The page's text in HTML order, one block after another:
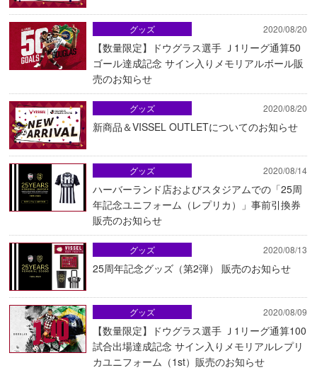
2020/08/20
【数量限定】ドウグラス選手 Ｊ1リーグ通算50
ゴール達成記念 サイン入りメモリアルボール販
売のお知らせ
グッズ
2020/08/20
新商品＆VISSEL OUTLETについてのお知らせ
グッズ
2020/08/14
ハーバーランド店およびスタジアムでの「25周
年記念ユニフォーム（レプリカ）」事前引換券
販売のお知らせ
グッズ
2020/08/13
25周年記念グッズ（第2弾） 販売のお知らせ
グッズ
2020/08/09
【数量限定】ドウグラス選手 Ｊ1リーグ通算100
試合出場達成記念 サイン入りメモリアルレプリ
カユニフォーム（1st）販売のお知らせ
グッズ